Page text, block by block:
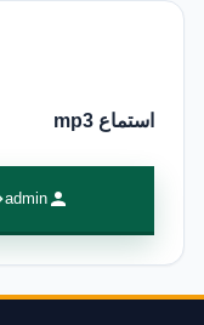
استماع mp3
admin